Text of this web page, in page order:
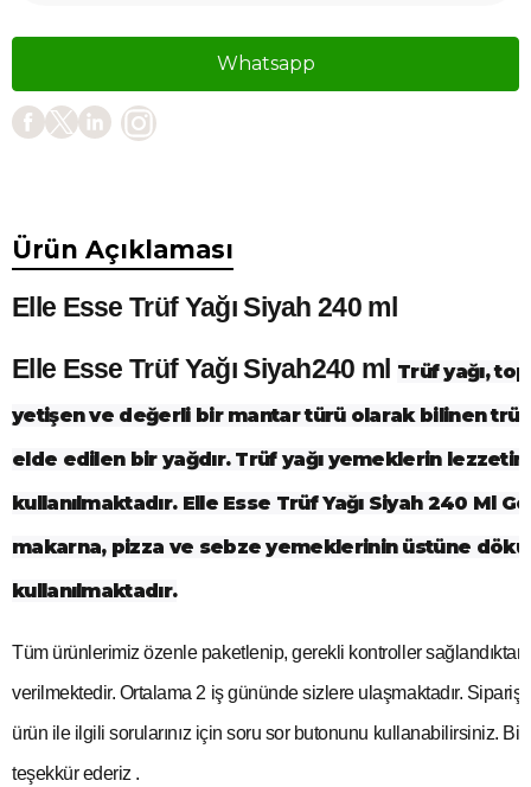
Whatsapp
Ürün Açıklaması
Elle Esse Trüf Yağı Siyah 240 ml
Elle Esse Trüf Yağı Siyah240 ml Trüf yağı,
yetişen ve değerli bir mantar türü olarak bilinen trüf
elde edilen bir yağdır. Trüf yağı yemeklerin
kullanılmaktadır. Elle Esse Trüf Yağı Siyah 240 Ml
makarna, pizza ve sebze yemeklerinin üstüne
kullanılmaktadır.
Tüm ürünlerimiz özenle paketlenip, gerekli kontroller
verilmektedir. Ortalama 2 iş gününde sizlere ulaşmaktadır.
ürün ile ilgili sorularınız için soru sor butonunu kullanabilirsiniz.
teşekkür ederiz .